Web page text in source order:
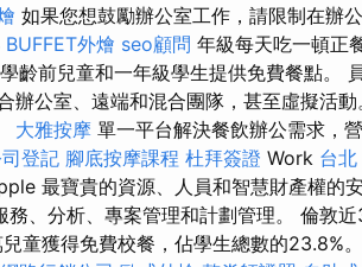
如果您想鼓勵辦公室工作，請限制在辦
BUFFET外燴 seo顧問 年級每天吃一頓正
齡前兒童和一年級學生提供免費餐點。
辦公室、遠端和混合團隊，甚至虛擬活
大雅按摩 單一平台解決餐飲辦公需求，
登記 腳底按摩課程 杜拜簽證 Work 台
最寶貴的資源、人員和智慧財產權的
務、分析、專案管理和計劃管理。 倫敦
童獲得免費校餐，佔學生總數的23.8%